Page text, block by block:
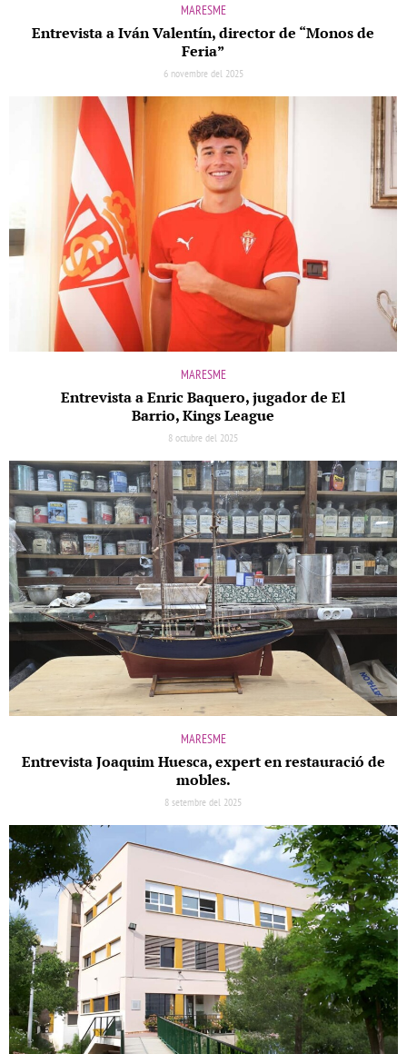
MARESME
Entrevista a Iván Valentín, director de “Monos de
Feria”
6 novembre del 2025
MARESME
Entrevista a Enric Baquero, jugador de El
Barrio, Kings League
8 octubre del 2025
MARESME
Entrevista Joaquim Huesca, expert en restauració de
mobles.
8 setembre del 2025